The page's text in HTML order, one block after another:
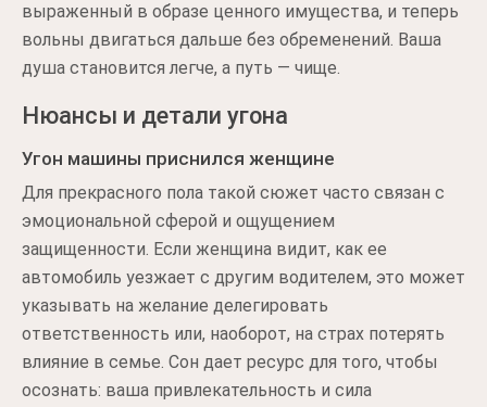
выраженный в образе ценного имущества, и теперь
вольны двигаться дальше без обременений. Ваша
душа становится легче, а путь — чище.
Нюансы и детали угона
Угон машины приснился женщине
Для прекрасного пола такой сюжет часто связан с
эмоциональной сферой и ощущением
защищенности. Если женщина видит, как ее
автомобиль уезжает с другим водителем, это может
указывать на желание делегировать
ответственность или, наоборот, на страх потерять
влияние в семье. Сон дает ресурс для того, чтобы
осознать: ваша привлекательность и сила